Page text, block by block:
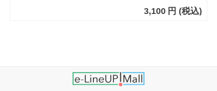
3,100 円 (税込)